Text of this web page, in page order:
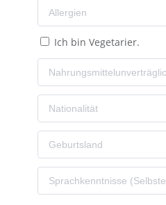
Ich bin Vegetarier.